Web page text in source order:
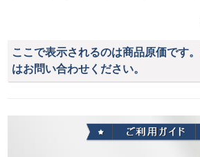
ここで表示されるのは商品原価です
はお問い合わせください。